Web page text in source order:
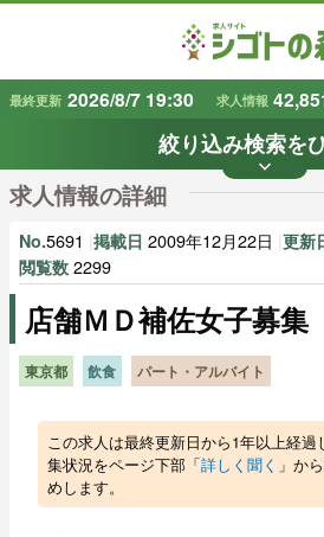
最終更新 2026/8/7 19:30 求人情報
絞り込み検索を
keyboard_arrow_down
条件から探
地域で探す 業種
雇用形態 で探す 賃金
求人情報の詳細
No.5691 掲載日 2009年12月22日 更新
閲覧数 2299
店舗ＭＤ補佐女子募集
東京都 飲食 パート・アルバイト
この求人は最終更新日から1年以上経
集状況をページ下部「詳しく聞く 」か
めします。